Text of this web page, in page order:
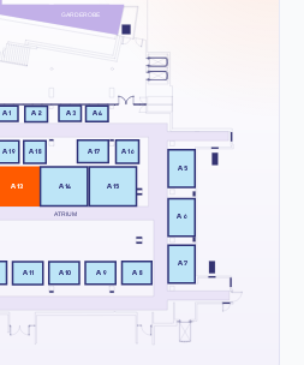
GARDEROBE
ATRIUM
A4
A13 A14
A19
A1
A5
A2 A3
A6
A7
A18 A17
A15
A11 A10 A9 A8
A16